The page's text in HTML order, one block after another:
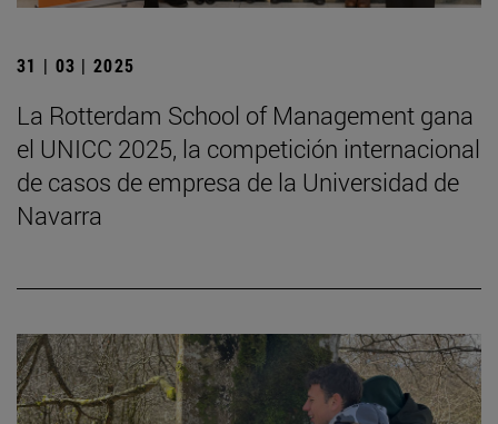
31 | 03 | 2025
La Rotterdam School of Management gana
el UNICC 2025, la competición internacional
de casos de empresa de la Universidad de
Navarra